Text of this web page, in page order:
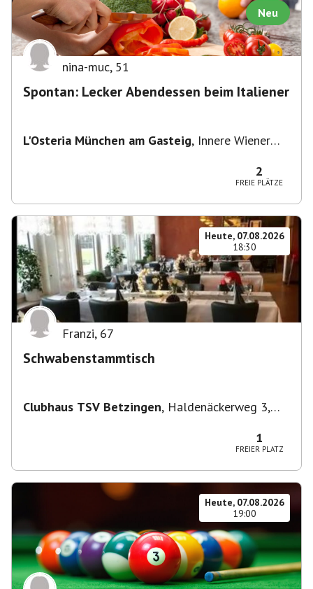
Neu
nina-muc, 51
Spontan: Lecker Abendessen beim Italiener
L'Osteria München am Gasteig, Innere Wiener
2
FREIE PLÄTZE
Heute, 07.08.2026
18:30
Franzi, 67
Schwabenstammtisch
Clubhaus TSV Betzingen, Haldenäckerweg 3,
1
FREIER PLATZ
Heute, 07.08.2026
19:00